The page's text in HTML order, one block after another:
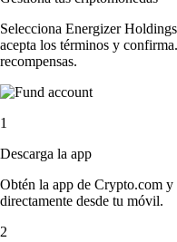
Selecciona Energizer
acepta los términos y
recompensas.
1
Descarga la app
Obtén la app de Crypto.com
directamente desde tu móvil.
2